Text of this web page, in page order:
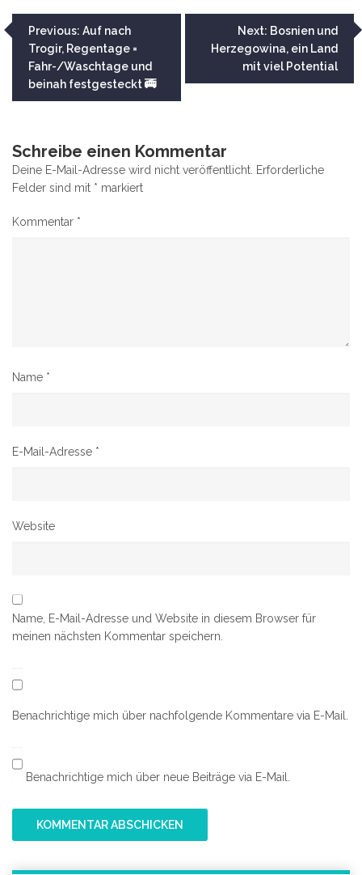
Beitragsnavigation
Previous: Auf nach
Trogir, Regentage =
Fahr-/Waschtage und
beinah festgesteckt 🚎
Next: Bosnien und
Herzegowina, ein Land
mit viel Potential
Schreibe einen Kommentar
Deine E-Mail-Adresse wird nicht veröffentlicht. Erforderliche
Felder sind mit * markiert
Kommentar *
Name *
E-Mail-Adresse *
Website
Name, E-Mail-Adresse und Website in diesem Browser für
meinen nächsten Kommentar speichern.
Benachrichtige mich über nachfolgende Kommentare via E-Mail.
Benachrichtige mich über neue Beiträge via E-Mail.